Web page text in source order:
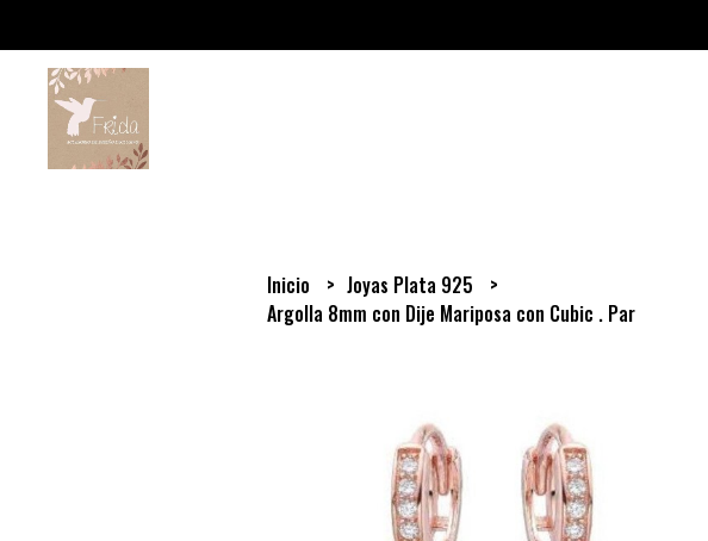
Inicio
Joyas Plata 925
Argolla 8mm con Dije Mariposa con Cubic . Par